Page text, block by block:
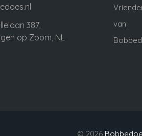
387,
op Zoom, NL
van
© 2026